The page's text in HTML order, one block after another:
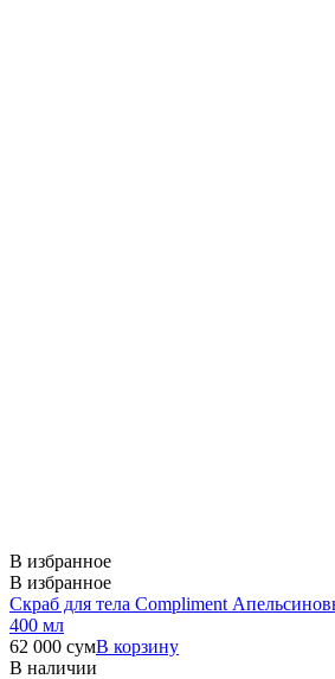
В избранное
В избранное
Скраб для тела Compliment
400 мл
62 000 сумВ корзину
В наличии